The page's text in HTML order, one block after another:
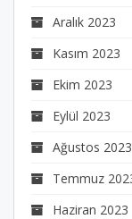
Aralık 2023
Kasım 2023
Ekim 2023
Eylül 2023
Ağustos 2023
Temmuz
Haziran 2023